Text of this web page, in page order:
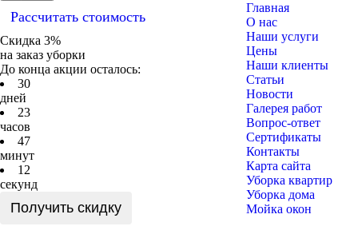
Рассчитать стоимость
Скидка 3%
на заказ уборки
До конца акции осталось:
30
дней
23
часов
47
минут
1 2
секунд
Получить скидку
Главная
О нас
Наши услуги
Цены
Наши клиенты
Статьи
Новости
Галерея работ
Вопрос-ответ
Сертификаты
Контакты
Карта сайта
Уборка квартир
Уборка дома
Мойка окон